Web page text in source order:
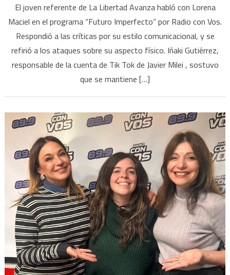
“No
voy
a
me
pida”
El joven referente de La Libertad Avanza habló con Lorena
Maciel en el programa “Futuro Imperfecto” por Radio con Vos.
Respondió a las críticas por su estilo comunicacional, y se
refirió a los ataques sobre su aspecto físico. Iñaki Gutiérrez,
responsable de la cuenta de Tik Tok de Javier Milei , sostuvo
que se mantiene […]